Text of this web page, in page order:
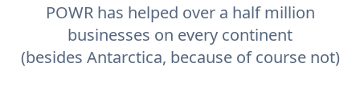
POWR has helped over a half million
businesses on every continent
(besides Antarctica, because of course not)